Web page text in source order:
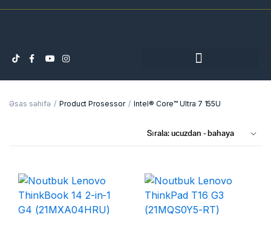
Əsas səhifə Product Prosessor Intel® Core™ Ultra 7 155U